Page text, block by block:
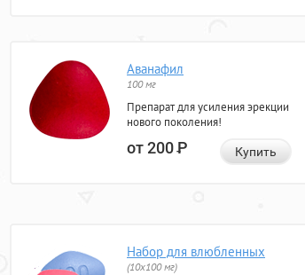
Аванафил
100 мг
Препарат для усиления эрекции
нового поколения!
от 200Р Купить
Набор для влюбленных
(10х100 мг)